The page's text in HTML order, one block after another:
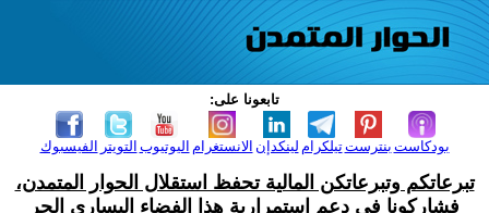
تابعونا على:
الفيسبوك التويتر اليوتيوب الانستغرام لينكدإن تيلكرامبنترست بودكاست
تبرعاتكم وتبرعاتكن المالية تحفظ استقلال الحوار المتمدن،
فشاركونا في دعم استمرارية هذا الفضاء اليساري الحر